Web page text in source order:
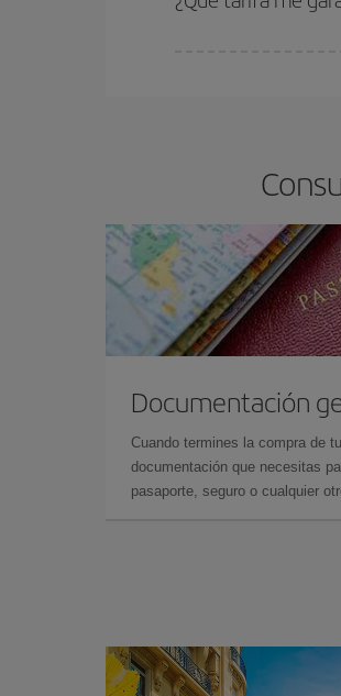
Documentación
Cuando termines la compra de
documentación que necesitas
pasaporte, seguro o cualquier